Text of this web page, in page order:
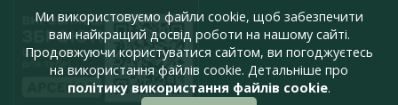
Ми використовуємо файли cookie, щоб забезпечити
вам найкращий досвід роботи на нашому сайті.
Продовжуючи користуватися сайтом, ви погоджуєтесь
на використання файлів cookie. Детальніше про
політику використання файлів cookie.